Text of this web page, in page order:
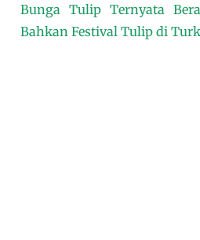
Bunga Tulip Ternyata
Bahkan Festival Tulip di